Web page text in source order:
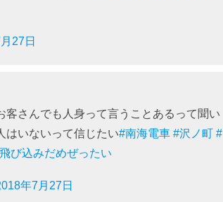
27日
客さんでも人身って言うことあるって聞い
はいないって信じたい#南海電車 #沢ノ町 #
び込みだめぜったい
年7月27日